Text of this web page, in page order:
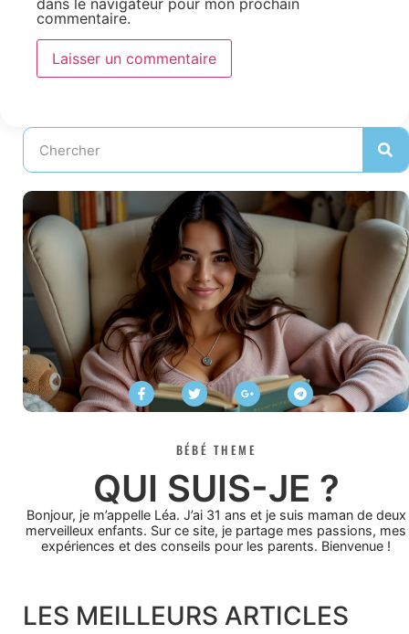
dans le navigateur pour mon prochain
commentaire.
BÉBÉ THEME
QUI SUIS-JE ?
Bonjour, je m’appelle Léa. J’ai 31 ans et je suis maman de deux
merveilleux enfants. Sur ce site, je partage mes passions, mes
expériences et des conseils pour les parents. Bienvenue !
LES MEILLEURS ARTICLES